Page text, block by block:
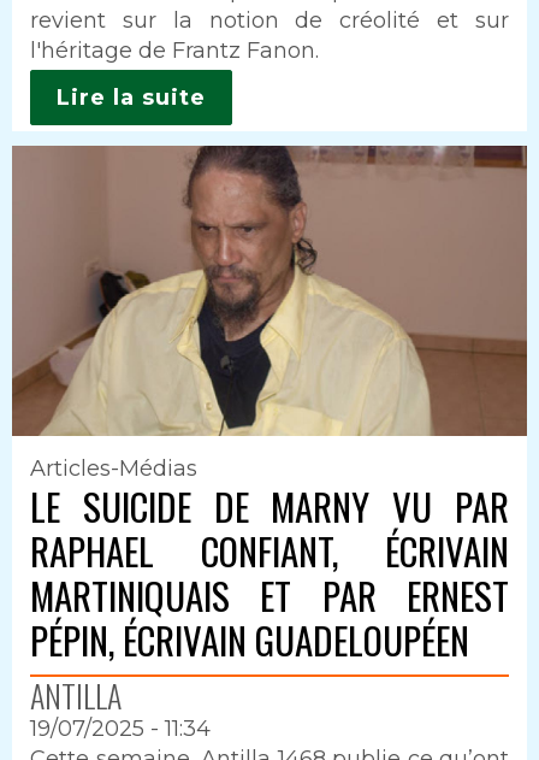
revient sur la notion de créolité et sur
l'héritage de Frantz Fanon.
Lire la suite
Articles-Médias
LE SUICIDE DE MARNY VU PAR
RAPHAEL CONFIANT, ÉCRIVAIN
MARTINIQUAIS ET PAR ERNEST
PÉPIN, ÉCRIVAIN GUADELOUPÉEN
ANTILLA
19/07/2025 - 11:34